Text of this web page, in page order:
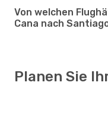
Von welchen
Cana nach
Planen Sie